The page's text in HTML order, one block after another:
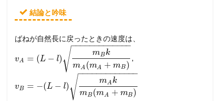
結論と吟味
ばねが自然長に戻ったときの速度は、
vA = (L − l)
mBk
mA (mA + mB)
− −
−−−−−−−−−−−
√ ,
vB = −(L − l)
mA k
mB(mA + mB)
− −
−−−−−−−−−−−
√